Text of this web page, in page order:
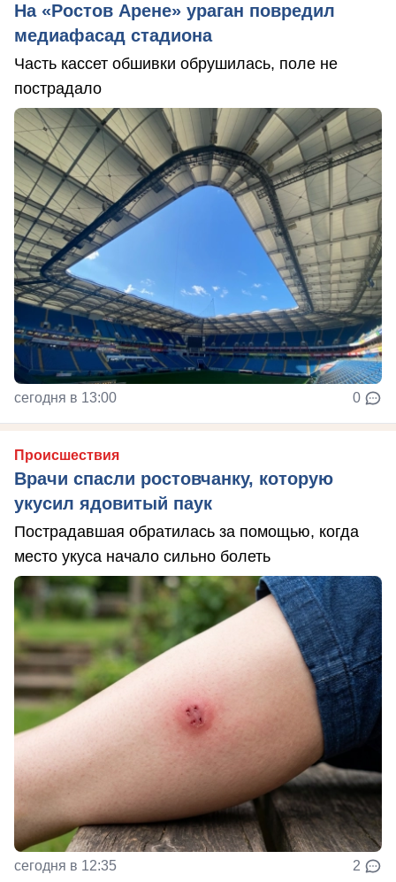
На «Ростов Арене» ураган повредил
медиафасад стадиона
Часть кассет обшивки обрушилась, поле не
пострадало
сегодня в 13:00 0
Происшествия
Врачи спасли ростовчанку, которую
укусил ядовитый паук
Пострадавшая обратилась за помощью, когда
место укуса начало сильно болеть
сегодня в 12:35 2